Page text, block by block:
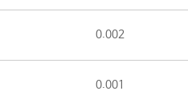
0.002
0.001